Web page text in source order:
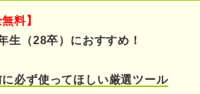
②他社の企業名を挙げる際は
料】
生（28卒）におすすめ！
必ず使ってほしい厳選ツール